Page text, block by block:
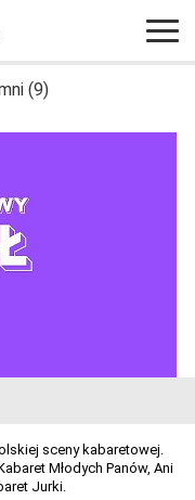
(9)
sceny kabaretowej.
Młodych Panów, Ani
Jurki.